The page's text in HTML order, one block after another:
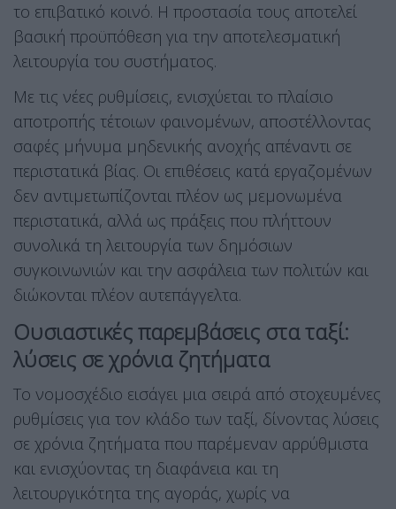
το επιβατικό κοινό. Η προστασία τους αποτελεί
βασική προϋπόθεση για την αποτελεσματική
λειτουργία του συστήματος.
Με τις νέες ρυθμίσεις, ενισχύεται το πλαίσιο
αποτροπής τέτοιων φαινομένων, αποστέλλοντας
σαφές μήνυμα μηδενικής ανοχής απέναντι σε
περιστατικά βίας. Οι επιθέσεις κατά εργαζομένων
δεν αντιμετωπίζονται πλέον ως μεμονωμένα
περιστατικά, αλλά ως πράξεις που πλήττουν
συνολικά τη λειτουργία των δημόσιων
συγκοινωνιών και την ασφάλεια των πολιτών και
διώκονται πλέον αυτεπάγγελτα.
Ουσιαστικές παρεμβάσεις στα ταξί:
λύσεις σε χρόνια ζητήματα
Το νομοσχέδιο εισάγει μια σειρά από στοχευμένες
ρυθμίσεις για τον κλάδο των ταξί, δίνοντας λύσεις
σε χρόνια ζητήματα που παρέμεναν αρρύθμιστα
και ενισχύοντας τη διαφάνεια και τη
λειτουργικότητα της αγοράς, χωρίς να